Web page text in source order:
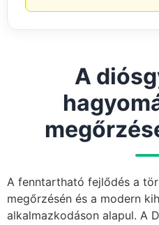
A
A fenntartható fejlődés a
megőrzésén és a modern
alkalmazkodáson alapul. A